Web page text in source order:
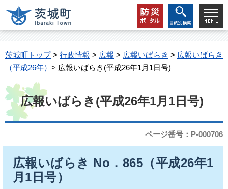
茨城町トップ> 行政情報 > 広報 > 広報いばらき > 広報いばらき
（平成26年） > 広報いばらき(平成26年1月1日号)
広報いばらき(平成26年1月1日号)
ページ番号：P-000706
広報いばらき No．865（平成26年1
月1日号）